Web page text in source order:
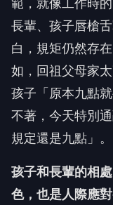
範，就像工作時
長輩、孩子唇槍
白，規矩仍然存
如，回祖父母家
孩子「原本九點
不著，今天特別
規定還是九點」。
孩子和長輩的相
色，也是人際應